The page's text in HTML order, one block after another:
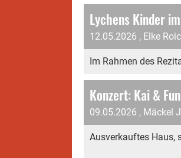
Lychens Kinder
12.05.2026 , Elke
Im Rahmen des
Konzert: Kai &
09.05.2026 , Mäckel
Ausverkauftes Haus,